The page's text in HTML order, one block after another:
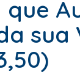
que
sua